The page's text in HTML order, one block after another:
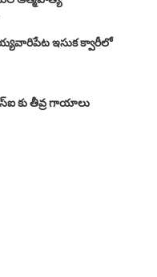
ఇసుక క్వారీలో
కు తీవ్ర గాయాలు